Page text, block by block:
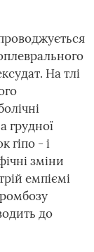
На тлі
грудної
гіпо - і
зміни
емпіємі
до